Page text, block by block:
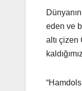
eden ve
altı çizen